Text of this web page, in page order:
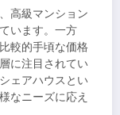
高級マンション
います。一方
較的手頃な価格
に注目されてい
ェアハウスとい
なニーズに応え